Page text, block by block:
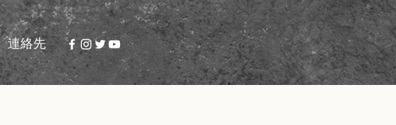
連絡先